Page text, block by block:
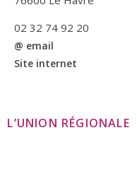
02 32 74 92 20
@ email
Site internet
L’UNION RÉGIONALE